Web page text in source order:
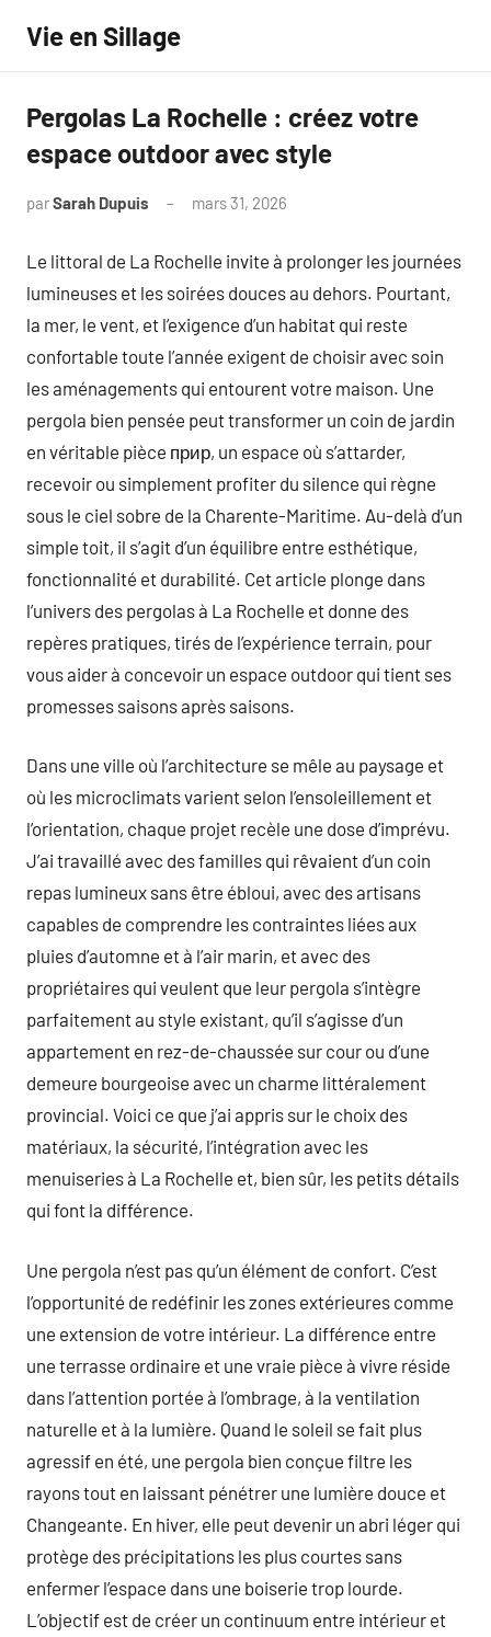
contenu
Vie en Sillage
Pergolas La Rochelle : créez votre
espace outdoor avec style
parSarah Dupuis mars 31, 2026
Le littoral de La Rochelle invite à prolonger les journées
lumineuses et les soirées douces au dehors. Pourtant,
la mer, le vent, et l’exigence d’un habitat qui reste
confortable toute l’année exigent de choisir avec soin
les aménagements qui entourent votre maison. Une
pergola bien pensée peut transformer un coin de jardin
en véritable pièce прир, un espace où s’attarder,
recevoir ou simplement profiter du silence qui règne
sous le ciel sobre de la Charente-Maritime. Au-delà d’un
simple toit, il s’agit d’un équilibre entre esthétique,
fonctionnalité et durabilité. Cet article plonge dans
l’univers des pergolas à La Rochelle et donne des
repères pratiques, tirés de l’expérience terrain, pour
vous aider à concevoir un espace outdoor qui tient ses
promesses saisons après saisons.
Dans une ville où l’architecture se mêle au paysage et
où les microclimats varient selon l’ensoleillement et
l’orientation, chaque projet recèle une dose d’imprévu.
J’ai travaillé avec des familles qui rêvaient d’un coin
repas lumineux sans être ébloui, avec des artisans
capables de comprendre les contraintes liées aux
pluies d’automne et à l’air marin, et avec des
propriétaires qui veulent que leur pergola s’intègre
parfaitement au style existant, qu’il s’agisse d’un
appartement en rez-de-chaussée sur cour ou d’une
demeure bourgeoise avec un charme littéralement
provincial. Voici ce que j’ai appris sur le choix des
matériaux, la sécurité, l’intégration avec les
menuiseries à La Rochelle et, bien sûr, les petits détails
qui font la différence.
Une pergola n’est pas qu’un élément de confort. C’est
l’opportunité de redéfinir les zones extérieures comme
une extension de votre intérieur. La différence entre
une terrasse ordinaire et une vraie pièce à vivre réside
dans l’attention portée à l’ombrage, à la ventilation
naturelle et à la lumière. Quand le soleil se fait plus
agressif en été, une pergola bien conçue filtre les
rayons tout en laissant pénétrer une lumière douce et
Changeante. En hiver, elle peut devenir un abri léger qui
protège des précipitations les plus courtes sans
enfermer l’espace dans une boiserie trop lourde.
L’objectif est de créer un continuum entre intérieur et